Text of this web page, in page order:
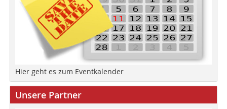
Hier geht es zum Eventkalender
Unsere Partner